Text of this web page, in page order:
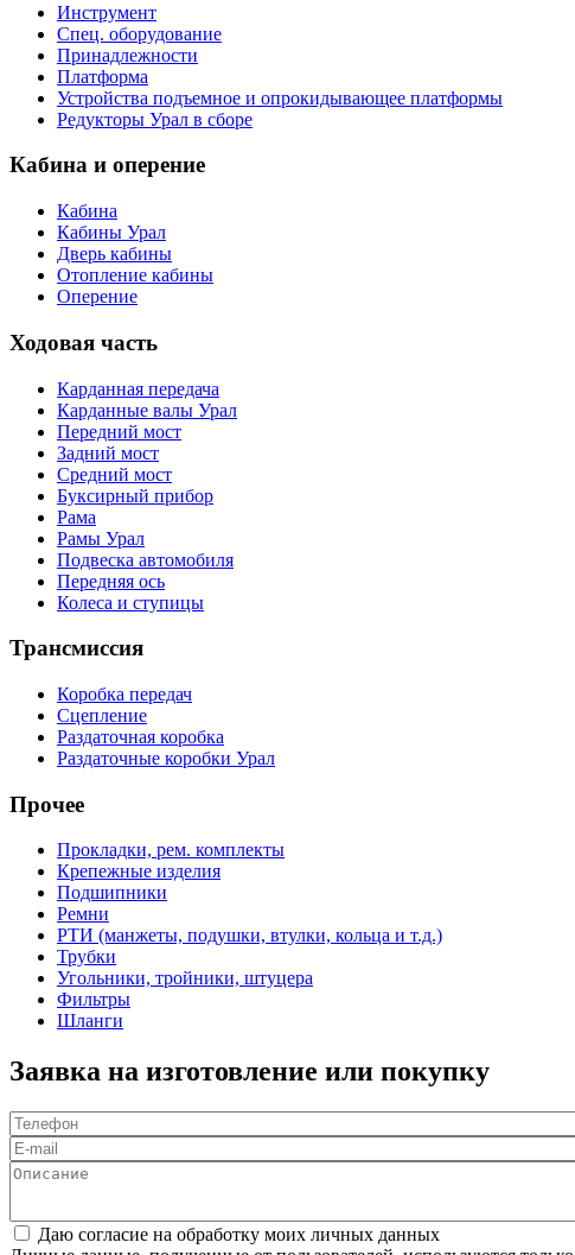
Инструмент
Спец. оборудование
Принадлежности
Платформа
Устройства подъемное и опрокидывающее платформы
Редукторы Урал в сборе
Кабина и оперение
Кабина
Кабины Урал
Дверь кабины
Отопление кабины
Оперение
Ходовая часть
Карданная передача
Карданные валы Урал
Передний мост
Задний мост
Средний мост
Буксирный прибор
Рама
Рамы Урал
Подвеска автомобиля
Передняя ось
Колеса и ступицы
Трансмиссия
Коробка передач
Сцепление
Раздаточная коробка
Раздаточные коробки Урал
Прочее
Прокладки, рем. комплекты
Крепежные изделия
Подшипники
Ремни
РТИ (манжеты, подушки, втулки, кольца и т.д.)
Трубки
Угольники, тройники, штуцера
Фильтры
Шланги
Заявка на изготовление или покупку
Телефон
E-mail
Описание
Соглашение*
Даю согласие на обработку моих личных данных